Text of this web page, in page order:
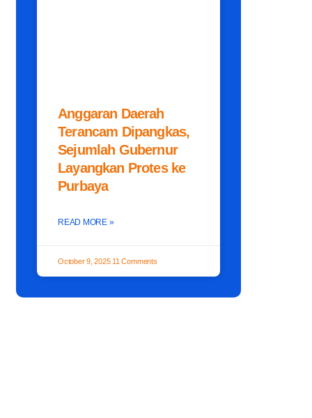
Anggaran Daerah
Terancam Dipangkas,
Sejumlah Gubernur
Layangkan Protes ke
Purbaya
READ MORE »
October 9, 2025 11 Comments